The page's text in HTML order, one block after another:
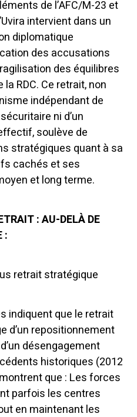
de l’AFC/M-23 et
intervient dans un
diplomatique
des accusations
des équilibres
RDC. Ce retrait, non
indépendant de
ni d’un
soulève de
stratégiques quant à sa
cachés et ses
et long terme.
: AU-DELÀ DE
:
retrait stratégique
indiquent que le retrait
d’un repositionnement
désengagement
historiques (2012
que : Les forces
parfois les centres
en maintenant les